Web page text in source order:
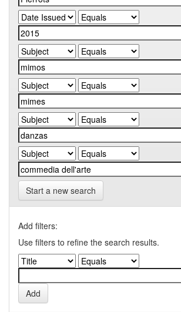
Start a new search
Add filters:
Use filters to refine the search results.